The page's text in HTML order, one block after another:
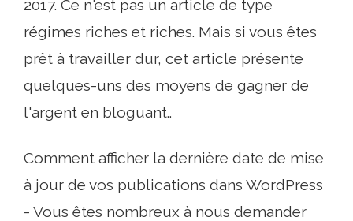
2017. Ce n'est pas un article de type
régimes riches et riches. Mais si vous êtes
prêt à travailler dur, cet article présente
quelques-uns des moyens de gagner de
l'argent en bloguant..
Comment afficher la dernière date de mise
à jour de vos publications dans WordPress
- Vous êtes nombreux à nous demander